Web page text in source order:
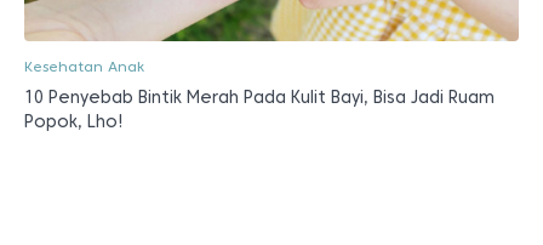
Kesehatan Anak
10 Penyebab Bintik Merah Pada Kulit Bayi, Bisa Jadi Ruam
Popok, Lho!